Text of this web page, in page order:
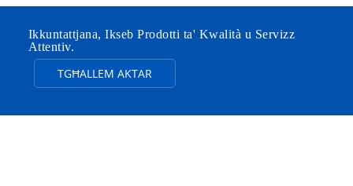
Ikkuntattjana, Ikseb Prodotti ta' Kwalità u Servizz
Attentiv.
TGĦALLEM AKTAR